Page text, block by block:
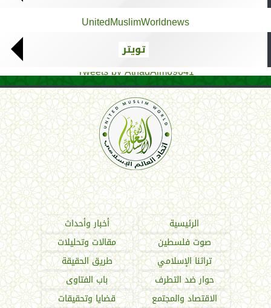
UnitedMuslimWorldnews
تويتر
Tweets by AthadAlm69641
اتحاد العالم الإسلامي
الرئيسية
أخبار وأحداث
صوت فلسطين
مقالات وتحليلات
تراثنا الإسلامي
طريق الحقيقة
حوار ضد التطرف
باب الفتاوى
الاقتصاد والمجتمع
قضايا وتحقيقات